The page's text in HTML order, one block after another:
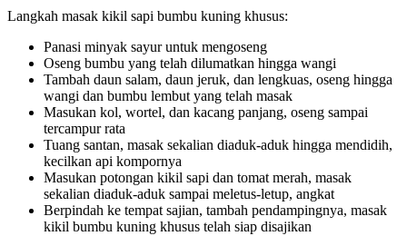
Langkah masak kikil sapi bumbu kuning khusus:
Panasi minyak sayur untuk mengoseng
Oseng bumbu yang telah dilumatkan hingga wangi
Tambah daun salam, daun jeruk, dan lengkuas, oseng hingga
wangi dan bumbu lembut yang telah masak
Masukan kol, wortel, dan kacang panjang, oseng sampai
tercampur rata
Tuang santan, masak sekalian diaduk-aduk hingga mendidih,
kecilkan api kompornya
Masukan potongan kikil sapi dan tomat merah, masak
sekalian diaduk-aduk sampai meletus-letup, angkat
Berpindah ke tempat sajian, tambah pendampingnya, masak
kikil bumbu kuning khusus telah siap disajikan